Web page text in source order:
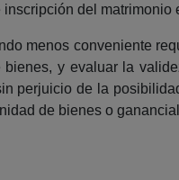
del matrimonio
menos conveniente
y evaluar la
perjuicio de la
de bienes o